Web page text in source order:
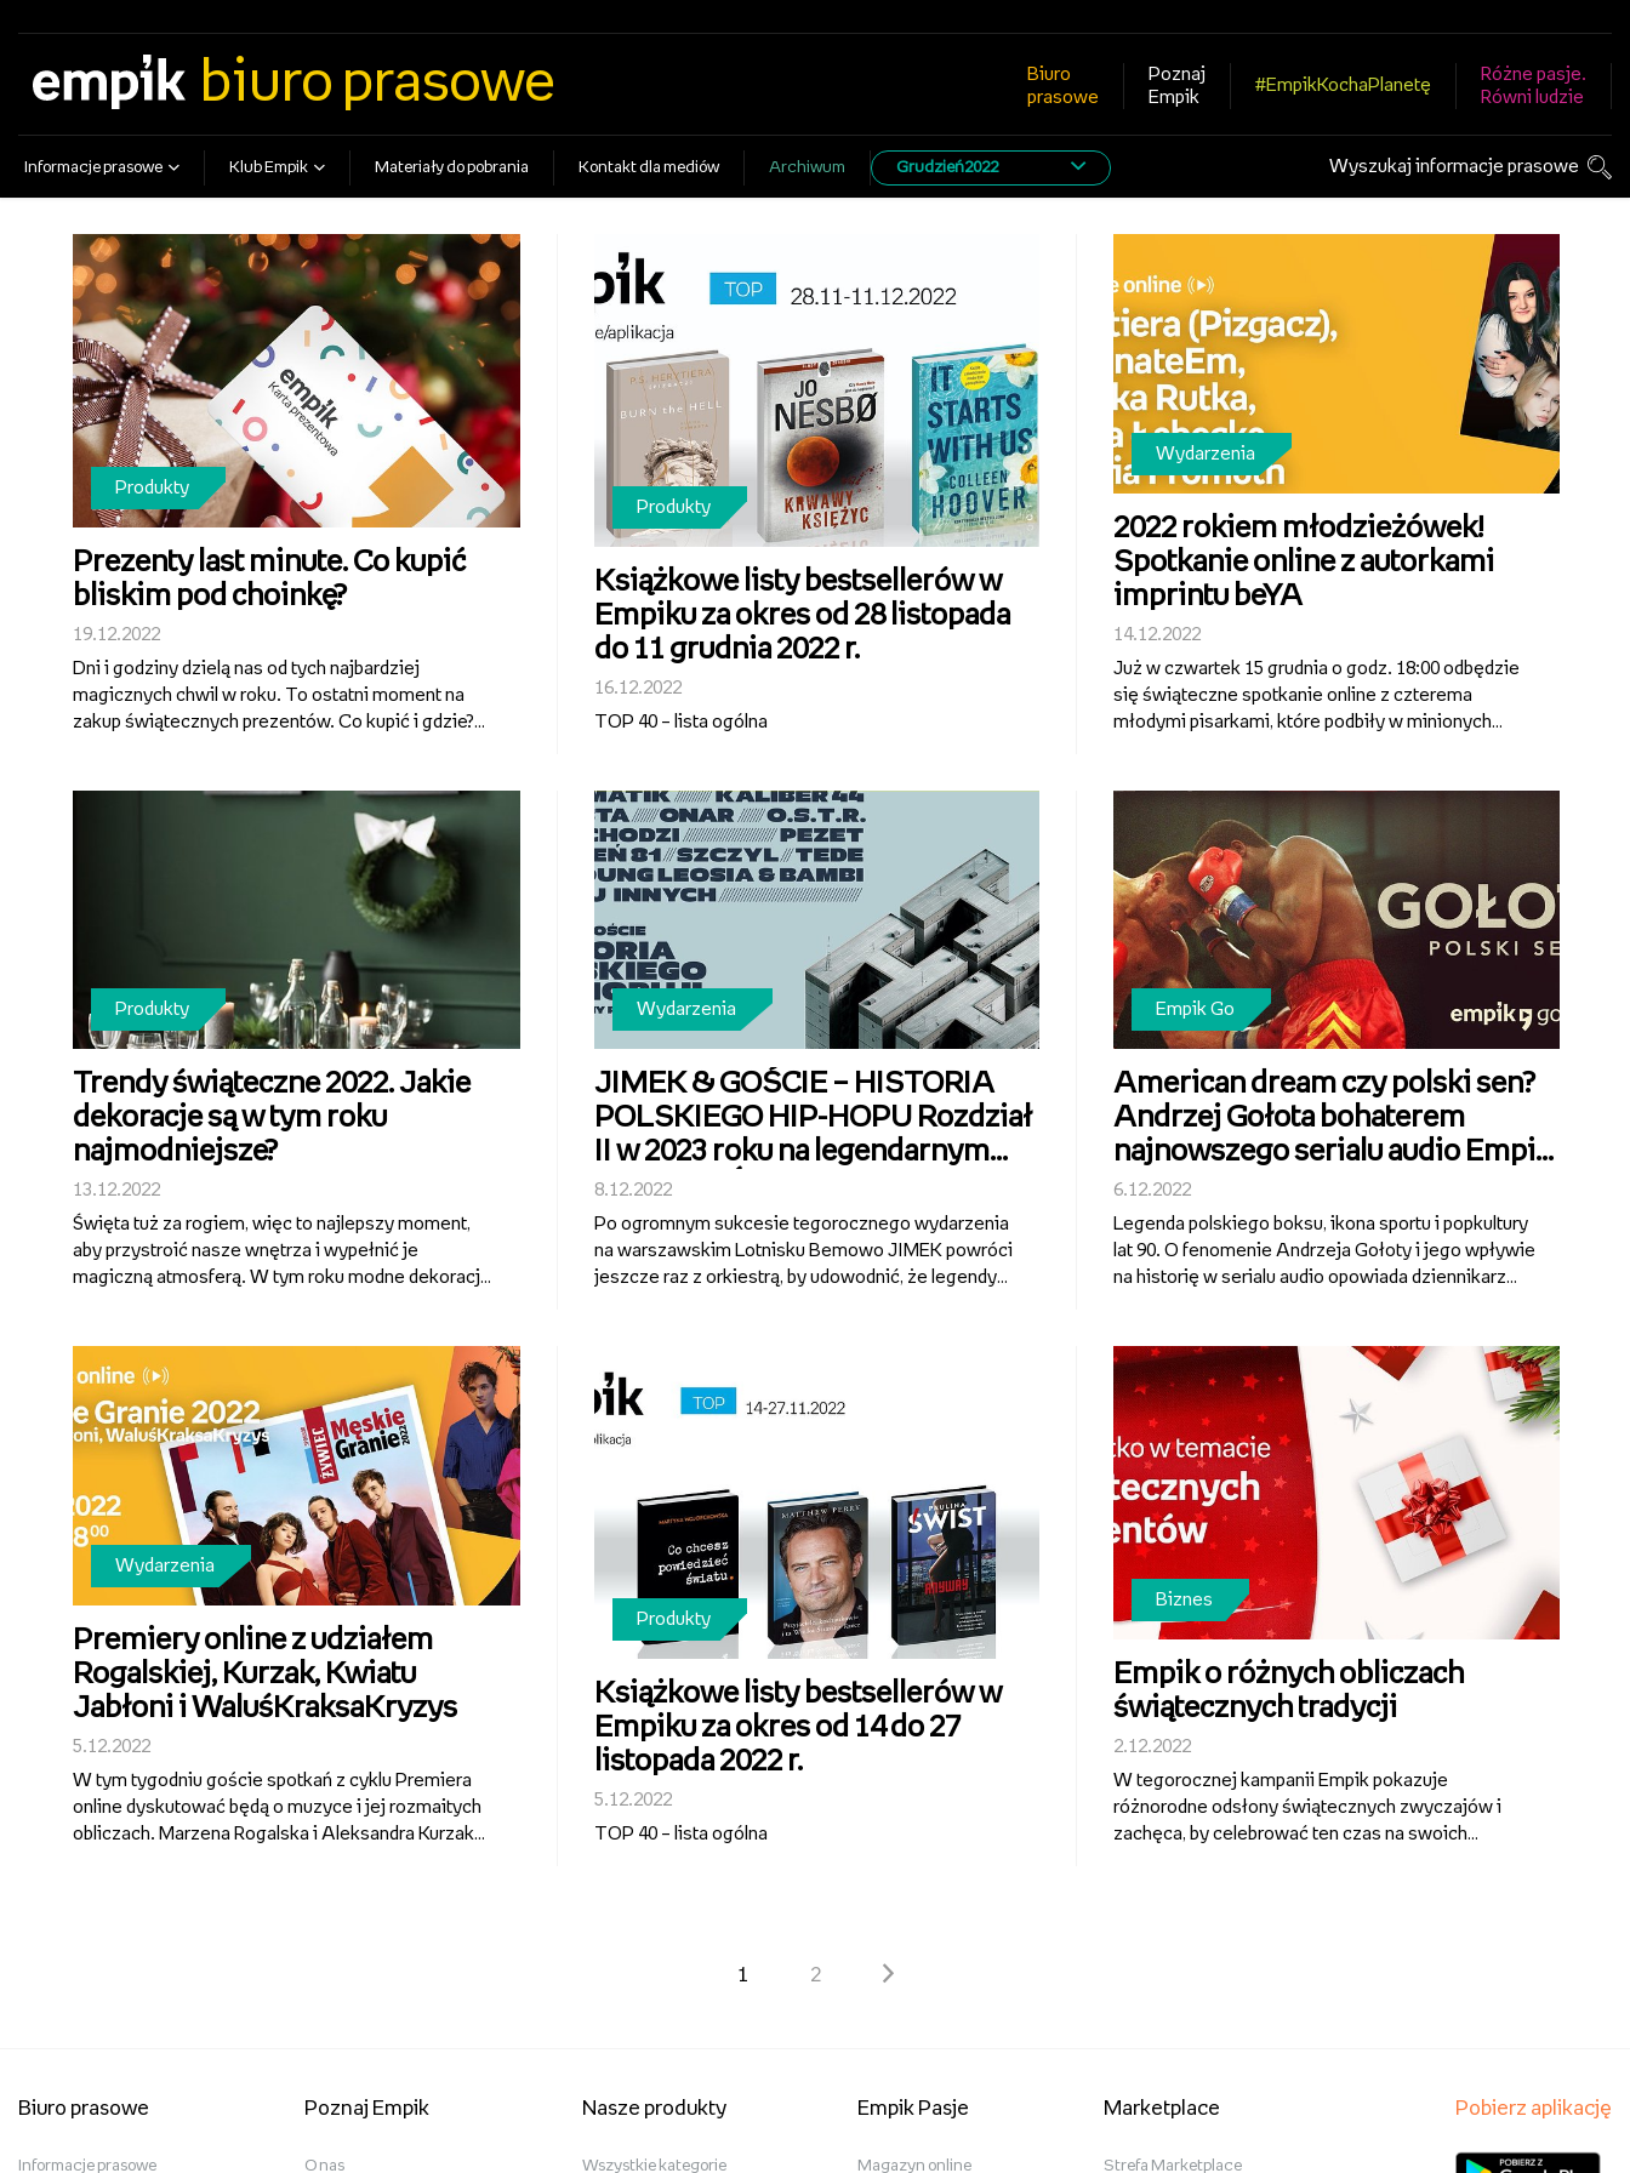
biuro prasowe
Biuro
prasowe
Poznaj
Empik
#EmpikKochaPlanetę
Różne pasje.
Równi ludzie
Informacje prasowe Klub Empik Materiały do pobrania Kontakt dla mediów Archiwum Grudzień2022 Wyszukaj informacje prasowe
Produkty
Prezenty last minute. Co kupić
bliskim pod choinkę?
19.12.2022
Dni i godziny dzielą nas od tych najbardziej
magicznych chwil w roku. To ostatni moment na
zakup świątecznych prezentów. Co kupić i gdzie?
Produkty
Książkowe listy bestsellerów w
Empiku za okres od 28 listopada
do 11 grudnia 2022 r.
16.12.2022
TOP 40 – lista ogólna
Wydarzenia
2022 rokiem młodzieżówek!
Spotkanie online z autorkami
imprintu beYA
14.12.2022
Już w czwartek 15 grudnia o godz. 18:00 odbędzie
się świąteczne spotkanie online z czterema
młodymi pisarkami, które podbiły w minionych
o tym, że marzenia się spełniają” wezmą u...
Produkty
Trendy świąteczne 2022. Jakie
dekoracje są w tym roku
najmodniejsze?
13.12.2022
Święta tuż za rogiem, więc to najlepszy moment,
aby przystroić nasze wnętrza i wypełnić je
magiczną atmosferą. W tym roku modne dekoracje
Christmas. Jakie motywy i barwy ciesz...
Wydarzenia
JIMEK & GOŚCIE – HISTORIA
POLSKIEGO HIP-HOPU Rozdział
II w 2023 roku na legendarnym
Stadionie Śląskim!
8.12.2022
Po ogromnym sukcesie tegorocznego wydarzenia
na warszawskim Lotnisku Bemowo JIMEK powróci
jeszcze raz z orkiestrą, by udowodnić, że legendy
Empik Go
American dream czy polski sen?
Andrzej Gołota bohaterem
najnowszego serialu audio Empik
Go
6.12.2022
Legenda polskiego boksu, ikona sportu i popkultury
lat 90. O fenomenie Andrzeja Gołoty i jego wpływie
na historię w serialu audio opowiada dziennikarz
Polski sen” 6 grudnia w...
Wydarzenia
Premiery online z udziałem
Rogalskiej, Kurzak, Kwiatu
Jabłoni i WaluśKraksaKryzys
5.12.2022
W tym tygodniu goście spotkań z cyklu Premiera
online dyskutować będą o muzyce i jej rozmaitych
obliczach. Marzena Rogalska i Aleksandra Kurzak
Produkty
Książkowe listy bestsellerów w
Empiku za okres od 14 do 27
listopada 2022 r.
5.12.2022
TOP 40 – lista ogólna
Biznes
Empik o różnych obliczach
świątecznych tradycji
2.12.2022
W tegorocznej kampanii Empik pokazuje
różnorodne odsłony świątecznych zwyczajów i
zachęca, by celebrować ten czas na swoich
1 2
Biuro prasowe
Informacje prasowe
Poznaj Empik
O nas
Nasze produkty
Wszystkie kategorie
Empik Pasje
Magazyn online
Marketplace
Strefa Marketplace
Pobierz aplikację